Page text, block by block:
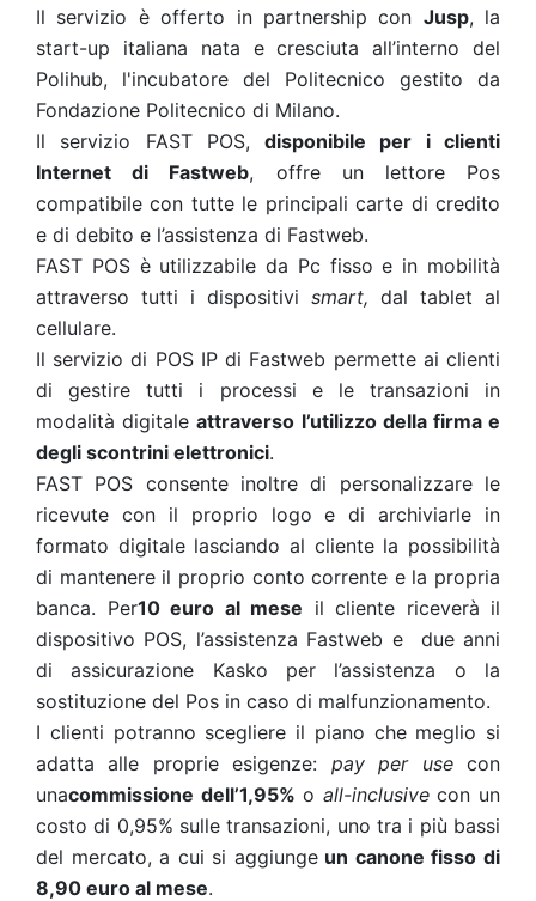
Il servizio è offerto in partnership con Jusp, la
start-up italiana nata e cresciuta all’interno del
Polihub, l'incubatore del Politecnico gestito da
Fondazione Politecnico di Milano.
Il servizio FAST POS,disponibile per i clienti
Internet di Fastweb, offre un lettore Pos
compatibile con tutte le principali carte di credito
e di debito e l’assistenza di Fastweb.
FAST POS è utilizzabile da Pc fisso e in mobilità
attraverso tutti i dispositivi smart, dal tablet al
cellulare.
Il servizio di POS IP di Fastweb permette ai clienti
di gestire tutti i processi e le transazioni in
modalità digitaleattraverso l’utilizzo della firma e
degli scontrini elettronici.
FAST POS consente inoltre di personalizzare le
ricevute con il proprio logo e di archiviarle in
formato digitale lasciando al cliente la possibilità
di mantenere il proprio conto corrente e la propria
banca. Per10 euro al mese il cliente riceverà il
dispositivo POS, l’assistenza Fastweb e due anni
di assicurazione Kasko per l’assistenza o la
sostituzione del Pos in caso di malfunzionamento.
I clienti potranno scegliere il piano che meglio si
adatta alle proprie esigenze: pay per usecon
unacommissione dell’1,95% o all-inclusivecon un
costo di 0,95% sulle transazioni, uno tra i più bassi
del mercato, a cui si aggiungeun canone fisso di
8,90 euro al mese.